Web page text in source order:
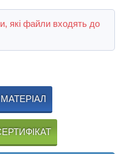
які файли входять до